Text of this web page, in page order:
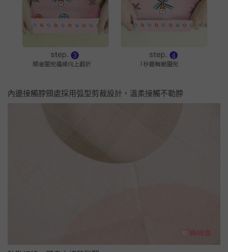
內邊接觸脖頸處採用弧型剪裁設計，溫柔接觸不勒脖